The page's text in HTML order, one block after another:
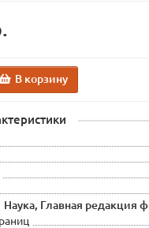
В корзину
Наука, Главная редакция